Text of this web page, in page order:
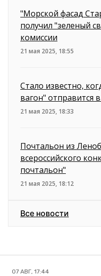
"Морской фасад
получил "зеленый
комиссии
21 мая 2025, 18:55
Стало известно,
вагон" отправится
21 мая 2025, 18:33
Почтальон из
всероссийского
почтальон"
21 мая 2025, 18:12
Все новости
07 АВГ, 17:44